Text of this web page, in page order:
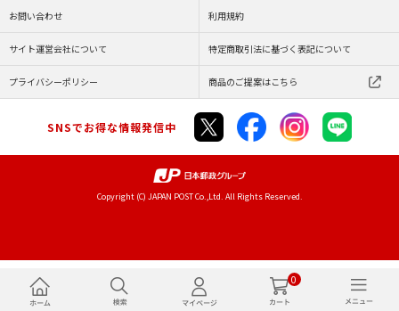
0
お問い合わせ 利用規約
サイト運営会社について 特定商取引法に基づく表記について
プライバシーポリシー 商品のご提案はこちら
SNSでお得な情報発信中
Copyright (C) JAPAN POST Co.,Ltd. All Rights Reserved.